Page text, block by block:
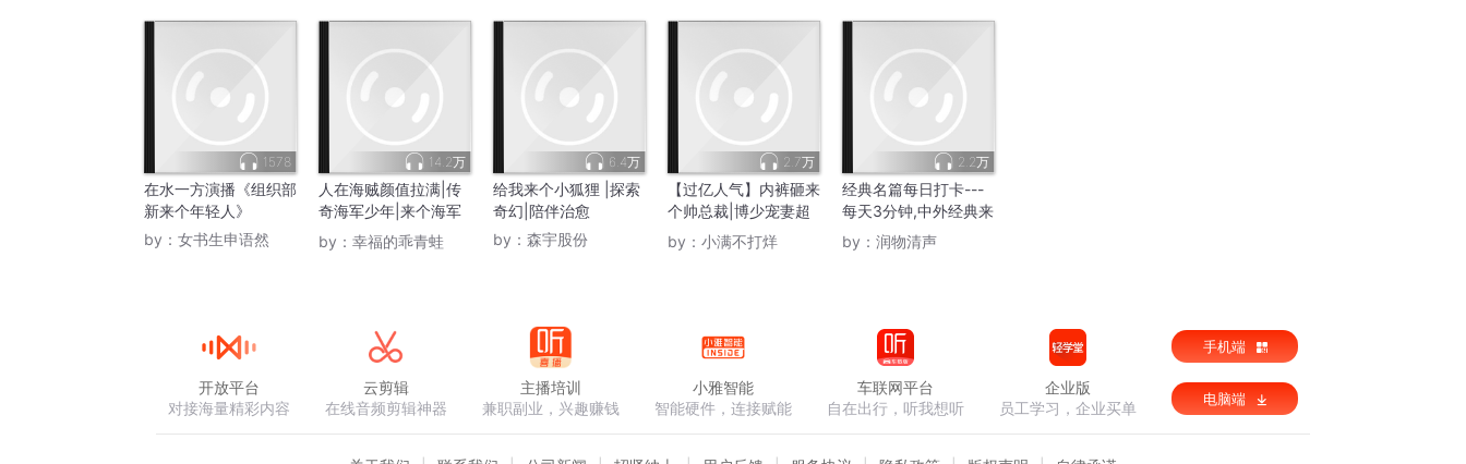
1578
在水一方演播《组织部
新来个年轻人》
by： 女书生申语然
14.2万
人在海贼颜值拉满|传
奇海军少年|来个海军
王尝尝
by： 幸福的乖青蛙
6.4万
给我来个小狐狸 |探索
奇幻|陪伴治愈
by： 森宇股份
2.7万
【过亿人气】内裤砸来
个帅总裁|博少宠妻超
上头
by： 小满不打烊
2.2万
经典名篇每日打卡---
每天3分钟,中外经典来
个遍！
by： 润物清声
开放平台
对接海量精彩内容
云剪辑
在线音频剪辑神器
主播培训
兼职副业，兴趣赚钱
小雅智能
智能硬件，连接赋能
车联网平台
自在出行，听我想听
企业版
员工学习，企业买单
手机端
电脑端